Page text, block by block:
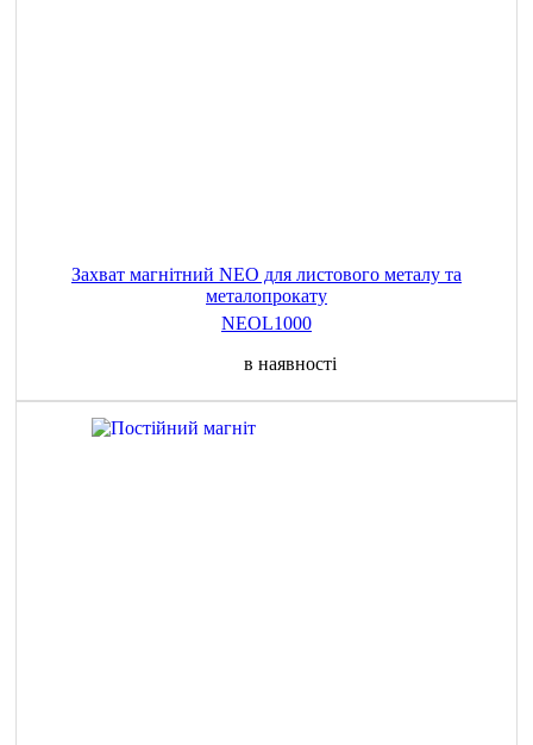
Захват магнітний NEO для листового металу та
металопрокату
NEOL1000
в наявності